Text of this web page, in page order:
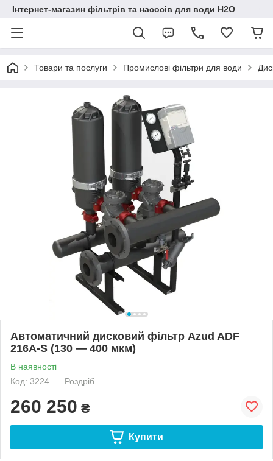
Інтернет-магазин фільтрів та насосів для води H2O
Товари та послуги Промислові фільтри для води
Автоматичний дисковий фільтр Azud ADF
216A-S (130 — 400 мкм)
В наявності
Код: 3224
Роздріб
260 250 ₴
Купити